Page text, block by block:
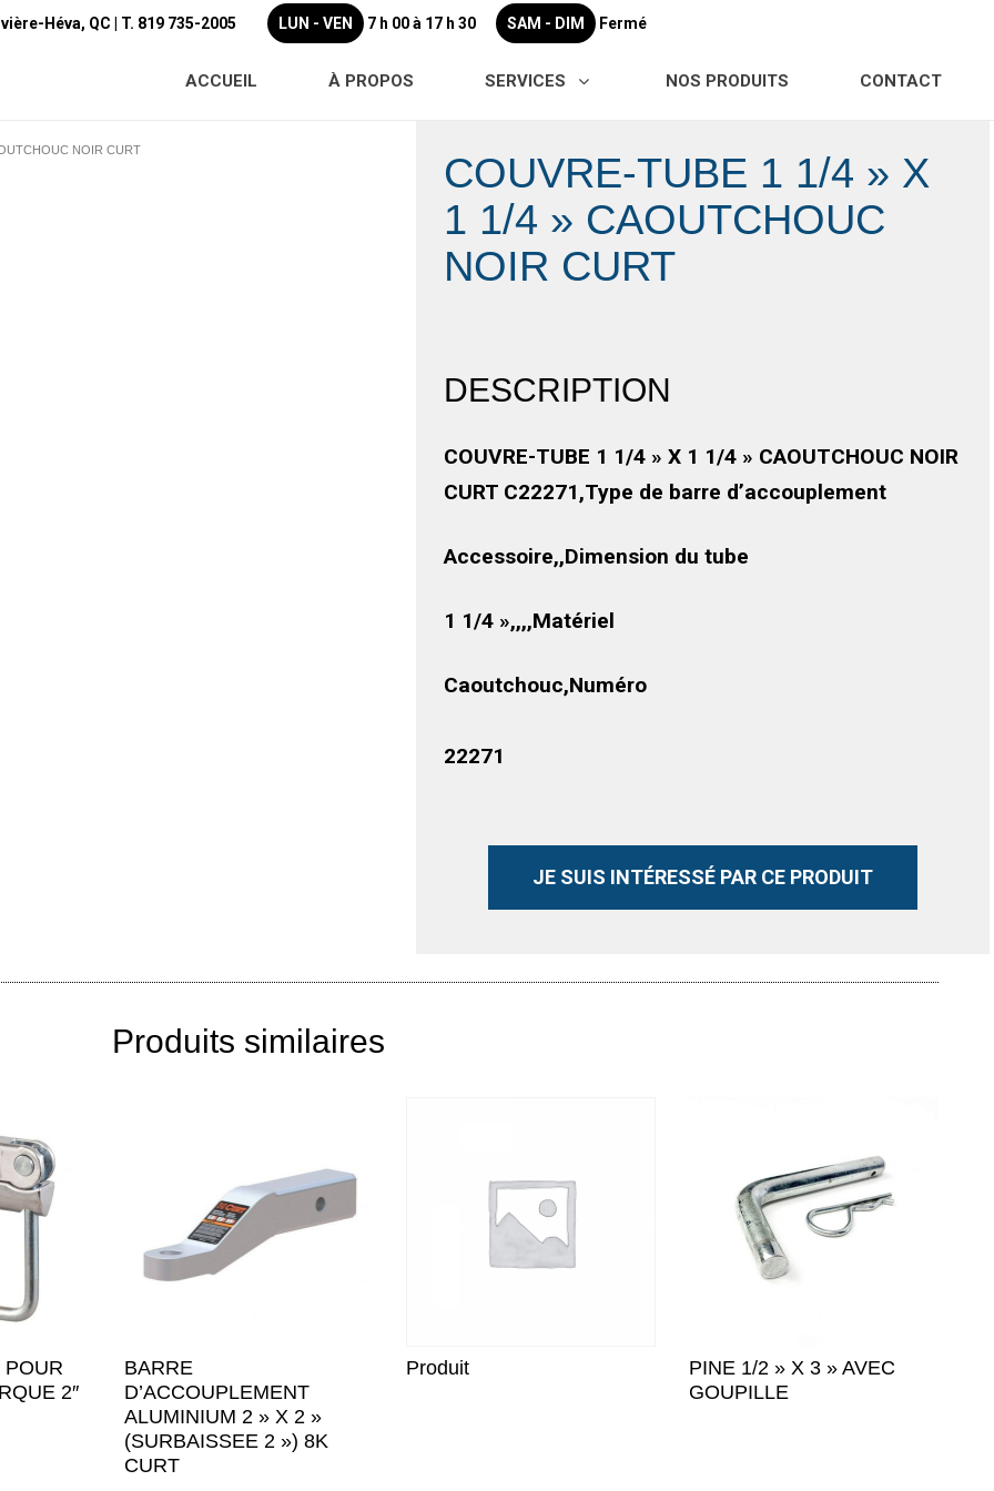
Héva, QC | T. 819 735-2005 LUN - VEN 7 h 00 à 17 h 30 SAM - DIM Fermé
ACCUEIL À PROPOS SERVICES NOS PRODUITS CONTACT
NOIR CURT
COUVRE-TUBE 1 1/4 » X
1 1/4 » CAOUTCHOUC
NOIR CURT
DESCRIPTION
COUVRE-TUBE 1 1/4 » X 1 1/4 » CAOUTCHOUC NOIR
CURT C22271,Type de barre d’accouplement
Accessoire,,Dimension du tube
1 1/4 »,,,,Matériel
Caoutchouc,Numéro
22271
JE SUIS INTÉRESSÉ PAR CE PRODUIT
Produits similaires
POUR
2″
BARRE
D’ACCOUPLEMENT
ALUMINIUM 2 » X 2 »
(SURBAISSEE 2 ») 8K
CURT
Produit
PINE 1/2 » X 3 » AVEC
GOUPILLE